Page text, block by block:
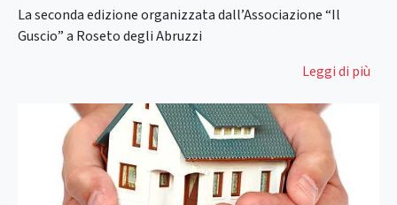
La seconda edizione organizzata dall’Associazione “Il
Guscio” a Roseto degli Abruzzi
Leggi di più